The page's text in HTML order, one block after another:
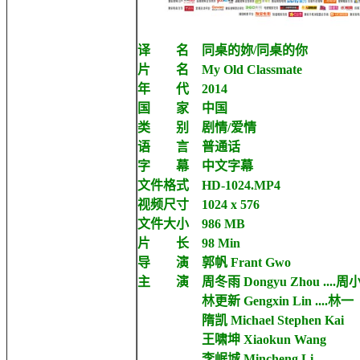
译 名 同桌的妳/同桌的你
片 名 My Old Classmate
年 代 2014
国 家 中国
类 别 剧情/爱情
语 言 普通话
字 幕 中文字幕
文件格式 HD-1024.MP4
视频尺寸 1024 x 576
文件大小 986 MB
片 长 98 Min
导 演 郭帆 Frant Gwo
主 演 周冬雨 Dongyu Zhou ....周
林更新 Gengxin Lin ....林一
隋凯 Michael Stephen Kai
王啸坤 Xiaokun Wang